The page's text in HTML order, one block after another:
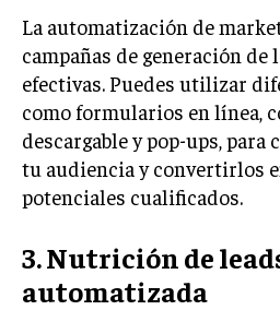
ECONOMÍA EMPRESARIAL
INTERNACIONAL
NEGOCIOS
COMERCIO
EXPANSIÓN GLOBAL
ALIANZAS ESTRATÉGICAS
La automatización de
campañas de generación de
efectivas. Puedes utilizar
como formularios en línea,
descargable y pop-ups, para
tu audiencia y convertirlos
potenciales cualificados.
3. Nutrición de
automatizada